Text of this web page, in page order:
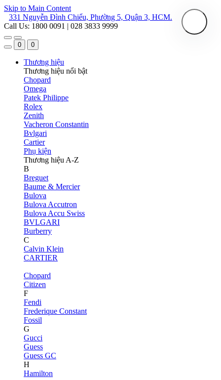
Skip to Main Content
331 Nguyễn Đình Chiểu, Phường 5, Quận 3, HCM.
Call Us: 1800 0091 | 028 3833 9999
0 0
Thương hiệu
Thương hiệu nổi bật
Chopard
Omega
Patek Philippe
Rolex
Zenith
Vacheron Constantin
Bvlgari
Cartier
Phụ kiện
Thương hiệu A-Z
B
Breguet
Baume & Mercier
Bulova
Bulova Accutron
Bulova Accu Swiss
BVLGARI
Burberry
C
Calvin Klein
CARTIER
Chopard
Citizen
F
Fendi
Frederique Constant
Fossil
G
Gucci
Guess
Guess GC
H
Hamilton